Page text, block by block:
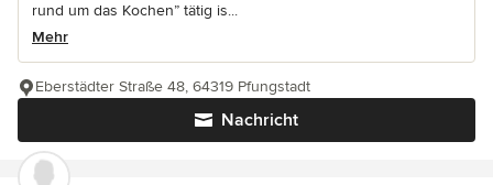
rund um das Kochen” tätig is...
Mehr
Nachricht
Eberstädter Straße 48, 64319 Pfungstadt